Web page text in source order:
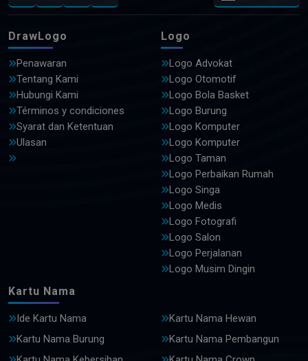
DrawLogo
Penawaran
Tentang Kami
Hubungi Kami
Términos y condiciones
Syarat dan Ketentuan
Ulasan
Logo
Logo Advokat
Logo Otomotif
Logo Bola Basket
Logo Burung
Logo Komputer
Logo Komputer
Logo Taman
Logo Perbaikan Rumah
Logo Singa
Logo Medis
Logo Fotografi
Logo Salon
Logo Perjalanan
Logo Musim Dingin
Kartu Nama
Ide Kartu Nama
Kartu Nama Hewan
Kartu Nama Burung
Kartu Nama Pembangun